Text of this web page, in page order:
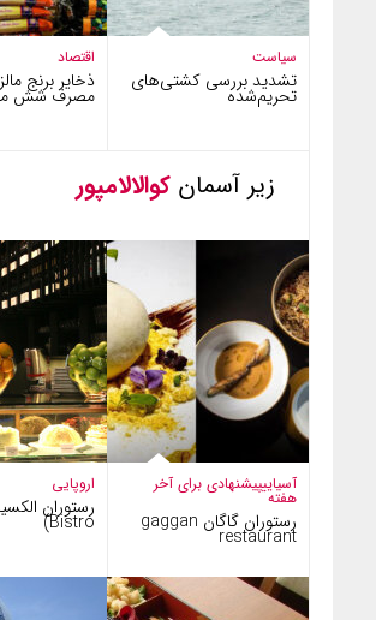
اقتصاد
ذخایر برنج
مصرف شش
سیاست
تشدید بررسی کشتی‌های
تحریم‌شده
زیر آسمان کوالالامپور
اروپایی
Bistro)
آسیاییپیشنهادی برای آخر
هفته
رستوران گاگان gaggan
restaurant